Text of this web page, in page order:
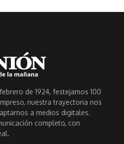
de 1924, festejamos 100
nuestra trayectoria nos
a medios digitales.
completo, con